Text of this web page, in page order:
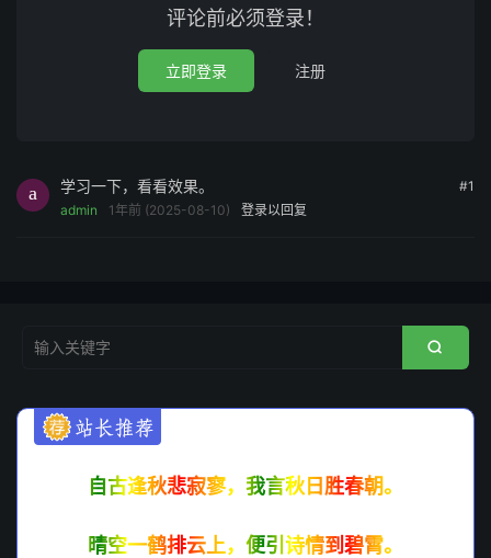
题从视觉设计到功能细节，均以用户体验与站长需求为核
站长快速搭建网站，还是资深运营者优化现有架构都可以获
得高效的解决方案，让内容价值得到最大化释放。
评论前必须登录！
立即登录 注册
#1
学习一下，看看效果。
admin 1年前 (2025-08-10) 登录以回复

自古逢秋悲寂寥，我言秋日胜春朝。
晴空一鹤排云上，便引诗情到碧霄。